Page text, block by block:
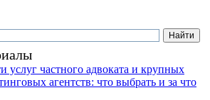
услуг частного адвоката и крупных
агентств: что выбрать и за что